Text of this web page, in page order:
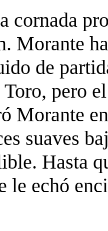
cornada
Morante
de
Toro, pero
Morante
suaves
Hasta
le echó